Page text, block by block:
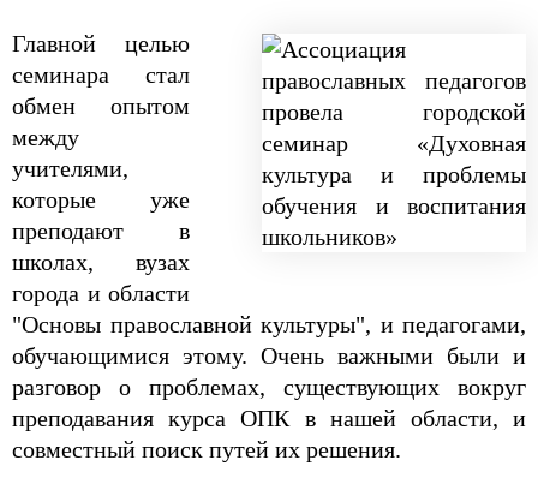
Главной целью
семинара стал
обмен опытом
между
учителями,
которые уже
преподают в
школах, вузах
города и области
"Основы православной культуры", и педагогами,
обучающимися этому. Очень важными были и
разговор о проблемах, существующих вокруг
преподавания курса ОПК в нашей области, и
совместный поиск путей их решения.